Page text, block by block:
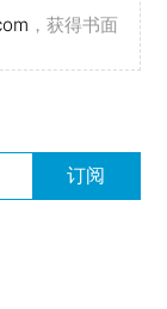
，获得书面
订阅